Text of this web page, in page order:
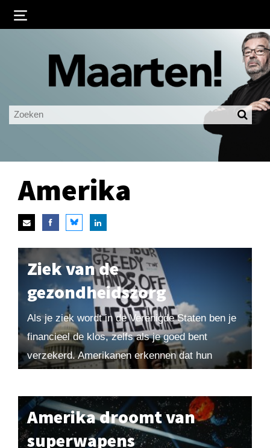
Ingelogd blijven
LOGIN
Amerika
Ziek van de
gezondheidszorg
Als je ziek wordt in de Verenigde Staten ben je
financieel de klos, zelfs als je goed bent
verzekerd. Amerikanen erkennen dat hun
Amerika droomt van
superwapens